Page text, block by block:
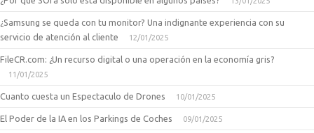
¿Samsung se queda con tu monitor? Una indignante experiencia con su
servicio de atención al cliente
12/01/2025
FileCR.com: ¿Un recurso digital o una operación en la economía gris?
11/01/2025
Cuanto cuesta un Espectaculo de Drones 10/01/2025
El Poder de la IA en los Parkings de Coches 09/01/2025